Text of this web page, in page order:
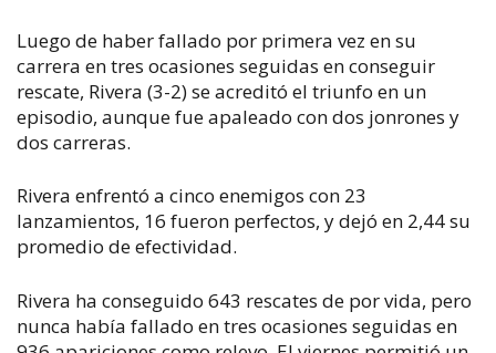
Luego de haber fallado por primera vez en su
carrera en tres ocasiones seguidas en conseguir
rescate, Rivera (3-2) se acreditó el triunfo en un
episodio, aunque fue apaleado con dos jonrones y
dos carreras.
Rivera enfrentó a cinco enemigos con 23
lanzamientos, 16 fueron perfectos, y dejó en 2,44 su
promedio de efectividad.
Rivera ha conseguido 643 rescates de por vida, pero
nunca había fallado en tres ocasiones seguidas en